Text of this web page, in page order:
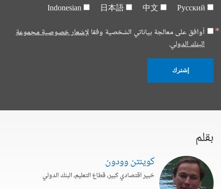
Русский
中文
日本語
Indonesian
أوافق على معالجة بياناتي الشخصية وفقالإشعار خصوصية مجموعة
البنك الدولي.
إشترك
بقلم
كوينتن وودون
خبير اقتصادي كبير، قطاع التعليم، البنك الدولي